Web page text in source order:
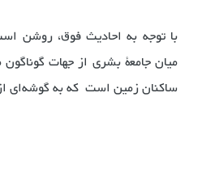
با توجه به احادیث فوق، روشن
میان جامعۀ بشری از جهات
ساکنان زمین است که به گوشه‌ای